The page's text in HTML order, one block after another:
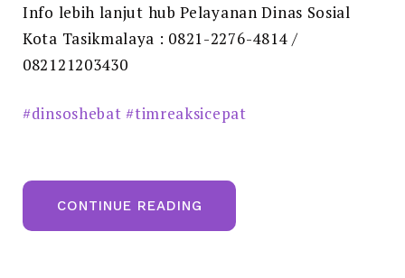
Info lebih lanjut hub Pelayanan Dinas Sosial
Kota Tasikmalaya : 0821-2276-4814 /
082121203430
#dinsoshebat #timreaksicepat
CONTINUE READING